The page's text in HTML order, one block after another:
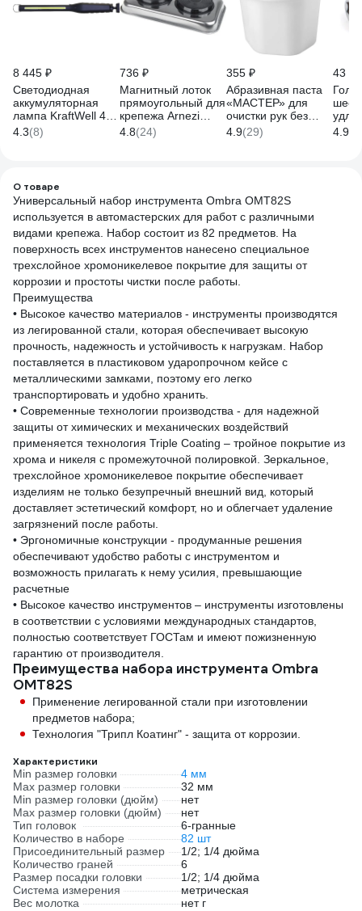
8 445 ₽
Светодиодная
аккумуляторная
лампа KraftWell 4
Вт KRWL50
4.3(8)
736 ₽
Магнитный лоток
прямоугольный для
крепежа Arnezi
136x237 мм
R7006014
4.8(24)
355 ₽
Абразивная паста
«МАСТЕР» для
очистки рук без
воды СпецСинтез
250гр СК0451
4.9(29)
43 ₽
4.9
О товаре
Универсальный набор инструмента Ombra OMT82S
используется в автомастерских для работ с различными
видами крепежа. Набор состоит из 82 предметов. На
поверхность всех инструментов нанесено специальное
трехслойное хромоникелевое покрытие для защиты от
коррозии и простоты чистки после работы.
Преимущества
• Высокое качество материалов - инструменты производятся
из легированной стали, которая обеспечивает высокую
прочность, надежность и устойчивость к нагрузкам. Набор
поставляется в пластиковом ударопрочном кейсе с
металлическими замками, поэтому его легко
транспортировать и удобно хранить.
• Современные технологии производства - для надежной
защиты от химических и механических воздействий
применяется технология Triple Coating – тройное покрытие из
хрома и никеля с промежуточной полировкой. Зеркальное,
трехслойное хромоникелевое покрытие обеспечивает
изделиям не только безупречный внешний вид, который
доставляет эстетический комфорт, но и облегчает удаление
загрязнений после работы.
• Эргономичные конструкции - продуманные решения
обеспечивают удобство работы с инструментом и
возможность прилагать к нему усилия, превышающие
расчетные
• Высокое качество инструментов – инструменты изготовлены
в соответствии с условиями международных стандартов,
полностью соответствует ГОСТам и имеют пожизненную
гарантию от производителя.
Преимущества набора инструмента Ombra
OMT82S
Применение легированной стали при изготовлении
предметов набора;
Технология "Трипл Коатинг" - защита от коррозии.
Характеристики
Min размер головки
4 мм
Max размер головки
32 мм
Min размер головки (дюйм)
нет
Max размер головки (дюйм)
нет
Тип головок
6-гранные
Количество в наборе
82 шт
Присоединительный размер
1/2; 1/4 дюйма
Количество граней
6
Размер посадки головки
1/2; 1/4 дюйма
Система измерения
метрическая
Вес молотка
нет г